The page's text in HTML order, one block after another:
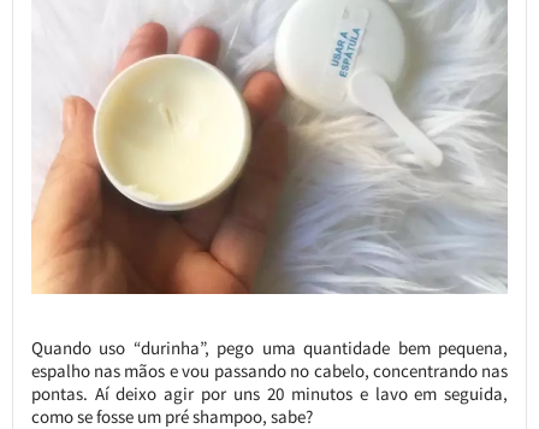
Quando uso “durinha”, pego uma quantidade bem pequena,
espalho nas mãos e vou passando no cabelo, concentrando nas
pontas. Aí deixo agir por uns 20 minutos e lavo em seguida,
como se fosse um pré shampoo, sabe?